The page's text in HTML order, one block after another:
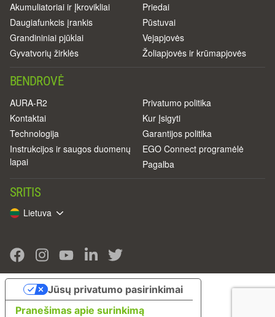
Akumuliatoriai ir Įkrovikliai
Daugiafunkcis įrankis
Grandininiai pjūklai
Gyvatvorių žirklės
Priedai
Pūstuvai
Vejapjovės
Žoliapjovės ir krūmapjovės
BENDROVĖ
AURA-R2
Kontaktai
Technologija
Instrukcijos ir saugos duomenų
lapai
Privatumo politika
Kur Įsigyti
Garantijos politika
EGO Connect programėlė
Pagalba
SRITIS
Lietuva
Pranešimas apie surinkimą
Jūsų privatumo pasirinkimai